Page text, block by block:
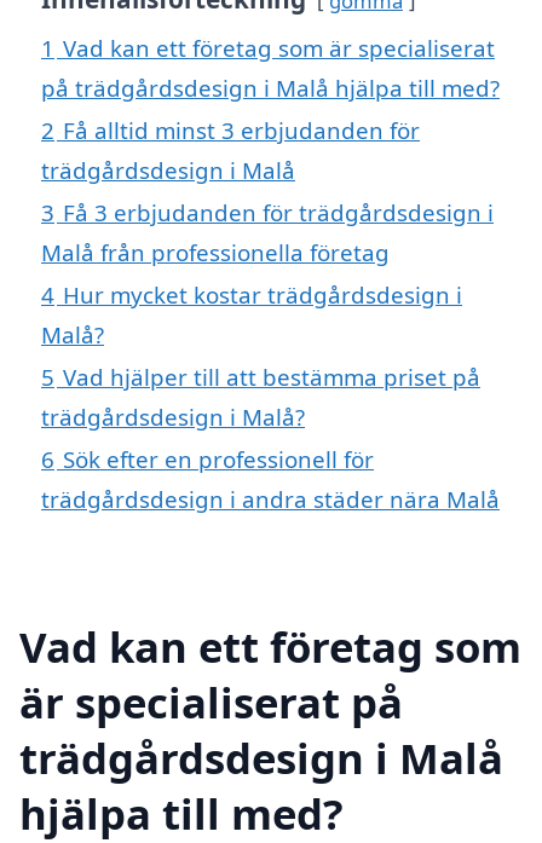
1 Vad kan ett företag som är specialiserat
på trädgårdsdesign i Malå hjälpa till med?
2 Få alltid minst 3 erbjudanden för
trädgårdsdesign i Malå
3 Få 3 erbjudanden för trädgårdsdesign i
Malå från professionella företag
4 Hur mycket kostar trädgårdsdesign i
Malå?
5 Vad hjälper till att bestämma priset på
trädgårdsdesign i Malå?
6 Sök efter en professionell för
trädgårdsdesign i andra städer nära Malå
Vad kan ett företag som
är specialiserat på
trädgårdsdesign i Malå
hjälpa till med?